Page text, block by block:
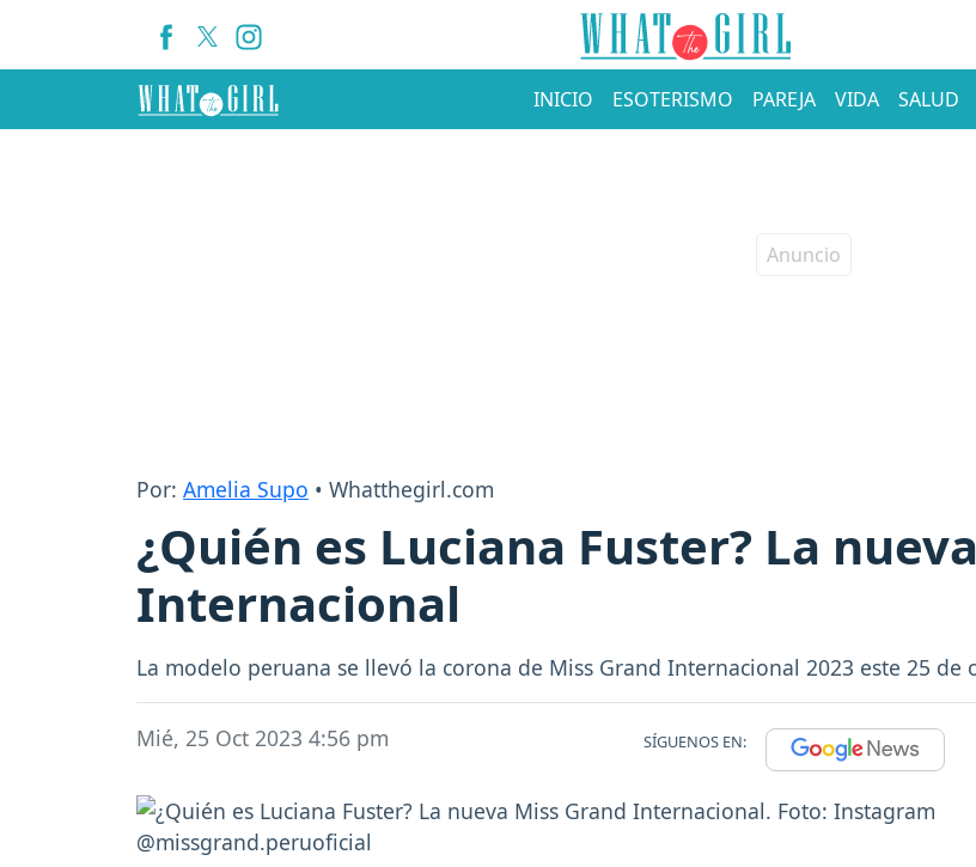
INICIO ESOTERISMO PAREJA VIDA SALUD
Por: Amelia Supo • Whatthegirl.com
¿Quién es Luciana Fuster? La
Internacional
La modelo peruana se llevó la corona de Miss Grand Internacional 2023 este 25 de
Mié, 25 Oct 2023 4:56 pm SÍGUENOS EN: